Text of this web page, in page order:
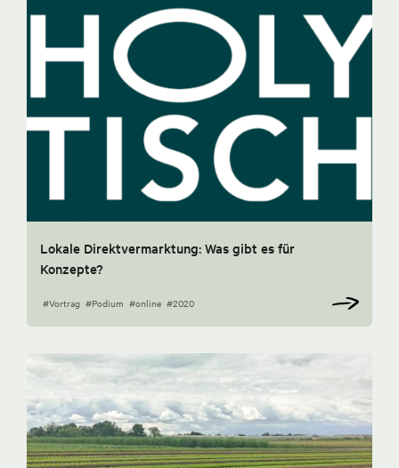
Lokale Direktvermarktung: Was gibt es für
Konzepte?
#Vortrag #Podium #online #2020